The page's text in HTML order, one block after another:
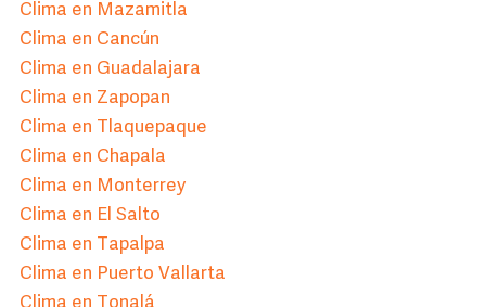
Clima en Mazamitla
Clima en Cancún
Clima en Guadalajara
Clima en Zapopan
Clima en Tlaquepaque
Clima en Chapala
Clima en Monterrey
Clima en El Salto
Clima en Tapalpa
Clima en Puerto Vallarta